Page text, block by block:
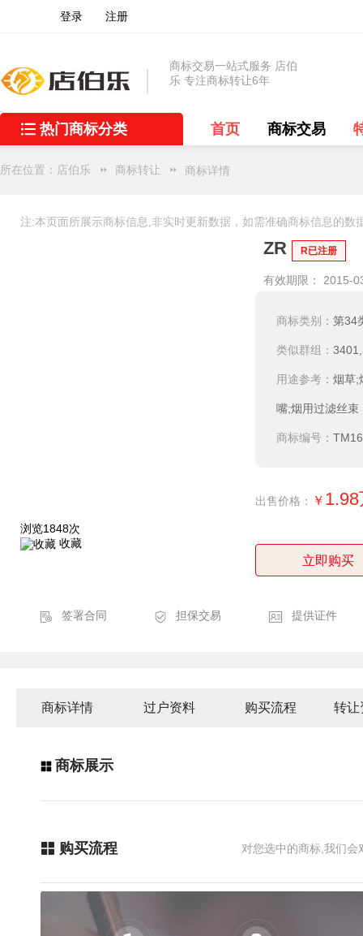
登录 注册
商标交易一站式服务 店伯
乐 专注商标转让6年
热门商标分类 首页 商标交易
所在位置： 店伯乐 商标转让 商标详情
注:本页面所展示商标信息,非实时更新数据，如需准确商标信息的数
浏览1848次
收藏
ZR R已注册
有效期限： 2015-
商标类别： 第34
类似群组：
用途参考： 烟草;
嘴;烟用过滤丝束
商标编号：
出售价格： ￥
立即购买
签署合同 担保交易 提供证件
商标详情 过户资料 购买流程 转让
商标展示
购买流程 对您选中的商标,我们会